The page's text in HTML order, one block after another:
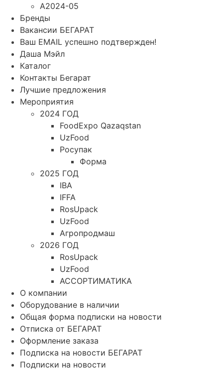
A2024-05
Бренды
Вакансии БЕГАРАТ
Ваш EMAIL успешно подтвержден!
Даша Мэйл
Каталог
Контакты Бегарат
Лучшие предложения
Мероприятия
2024 ГОД
FoodExpo Qazaqstan
UzFood
Росупак
Форма
2025 ГОД
IBA
IFFA
RosUpack
UzFood
Агропродмаш
2026 ГОД
RosUpack
UzFood
АССОРТИМАТИКА
О компании
Оборудование в наличии
Общая форма подписки на новости
Отписка от БЕГАРАТ
Оформление заказа
Подписка на новости БЕГАРАТ
Подписки на новости